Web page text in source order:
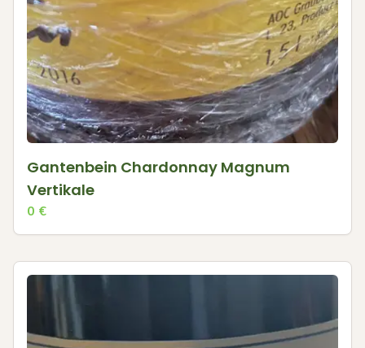
Gantenbein Chardonnay Magnum
Vertikale
0 €